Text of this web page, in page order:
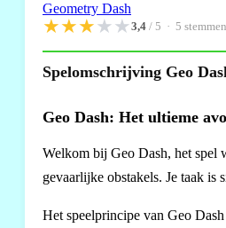
Geometry Dash
★★★★★3,4 / 5 · 5 stemmen
Spelomschrijving Geo
Geo Dash: Het ultieme
Welkom bij Geo Dash, het spel
gevaarlijke obstakels. Je taak
Het speelprincipe van Geo